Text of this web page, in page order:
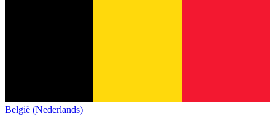
België (Nederlands)